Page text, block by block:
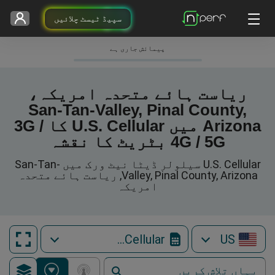
سپیڈ ٹیسٹ چلائیں
پیمائش جاری ہے
ریاست ہائے متحدہ امریکہ،
San-Tan-Valley, Pinal County,
Arizona میں U.S. Cellular کا 3G /
4G / 5G بٹریٹ کا نقشہ
U.S. Cellular سیلولر ڈیٹا نیٹ ورک میں San-Tan-
Valley, Pinal County, Arizona, ریاست ہائے متحدہ
امریکہ
US
U.S. Cellular